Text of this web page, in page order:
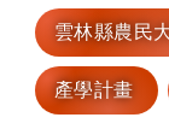
雲林縣農民
產學計畫